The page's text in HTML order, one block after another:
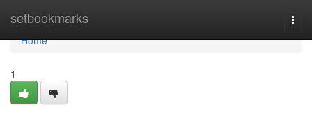
setbookmarks
Home
Home
1